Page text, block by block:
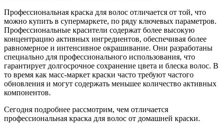
Профессиональная краска для волос отличается от той, что
можно купить в супермаркете, по ряду ключевых параметров.
Профессиональные красители содержат более высокую
концентрацию активных ингредиентов, обеспечивая более
равномерное и интенсивное окрашивание. Они разработаны
специально для профессионального использования, что
гарантирует долгосрочное сохранение цвета и блеска волос. В
то время как масс-маркет краски часто требуют частого
обновления и могут содержать меньшее количество активных
компонентов.
Сегодня подробнее рассмотрим, чем отличается
профессиональная краска для волос от домашней краски.